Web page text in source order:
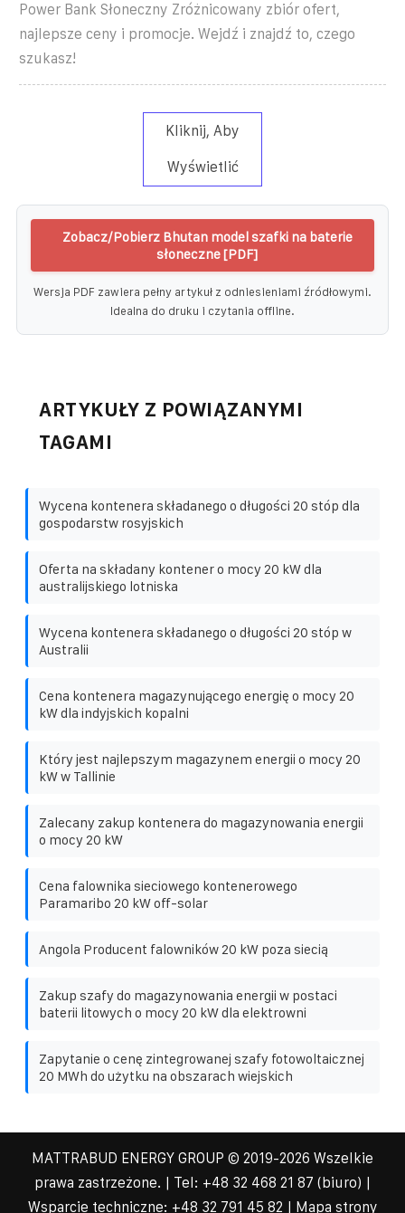
Power Bank Słoneczny Zróżnicowany zbiór ofert,
najlepsze ceny i promocje. Wejdź i znajdź to, czego
szukasz!
Kliknij, Aby
Wyświetlić
Zobacz/Pobierz Bhutan model szafki na baterie
słoneczne [PDF]
Wersja PDF zawiera pełny artykuł z odniesieniami źródłowymi.
Idealna do druku i czytania offline.
ARTYKUŁY Z POWIĄZANYMI
TAGAMI
Wycena kontenera składanego o długości 20 stóp dla
gospodarstw rosyjskich
Oferta na składany kontener o mocy 20 kW dla
australijskiego lotniska
Wycena kontenera składanego o długości 20 stóp w
Australii
Cena kontenera magazynującego energię o mocy 20
kW dla indyjskich kopalni
Który jest najlepszym magazynem energii o mocy 20
kW w Tallinie
Zalecany zakup kontenera do magazynowania energii
o mocy 20 kW
Cena falownika sieciowego kontenerowego
Paramaribo 20 kW off-solar
Angola Producent falowników 20 kW poza siecią
Zakup szafy do magazynowania energii w postaci
baterii litowych o mocy 20 kW dla elektrowni
Zapytanie o cenę zintegrowanej szafy fotowoltaicznej
20 MWh do użytku na obszarach wiejskich
MATTRABUD ENERGY GROUP © 2019-2026 Wszelkie
prawa zastrzeżone. | Tel: +48 32 468 21 87 (biuro) |
Wsparcie techniczne: +48 32 791 45 82 |
Mapa strony